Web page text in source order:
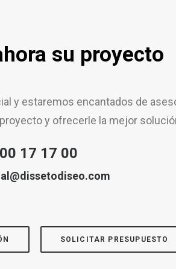
su proyecto
y estaremos encantados de
y ofrecerle la mejor
17 17 00
SOLICITAR PRESUPUESTO